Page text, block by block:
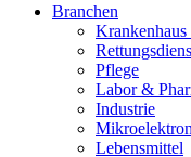
Branchen
Pflege
Labor &
Industrie
Lebensmittel